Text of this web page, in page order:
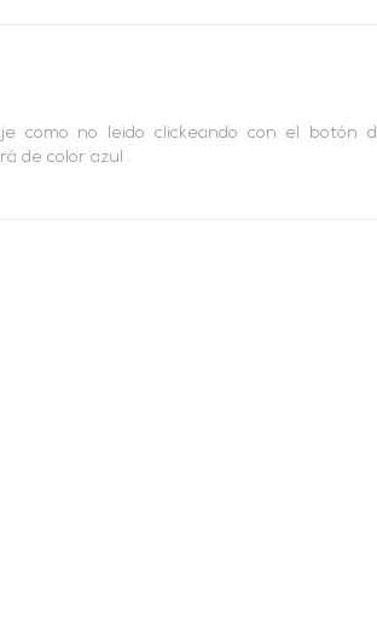
como no leido clickeando con el botón
de color azul .